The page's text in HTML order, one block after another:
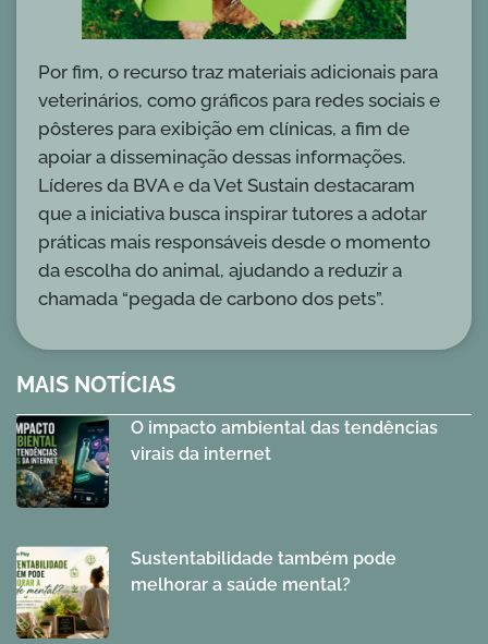
MAIS NOTÍCIAS
O impacto ambiental das tendências
virais da internet
Sustentabilidade também pode
melhorar a saúde mental?
Por fim, o recurso traz materiais adicionais para
veterinários, como gráficos para redes sociais e
pôsteres para exibição em clínicas, a fim de
apoiar a disseminação dessas informações.
Líderes da BVA e da Vet Sustain destacaram
que a iniciativa busca inspirar tutores a adotar
práticas mais responsáveis desde o momento
da escolha do animal, ajudando a reduzir a
chamada “pegada de carbono dos pets”.